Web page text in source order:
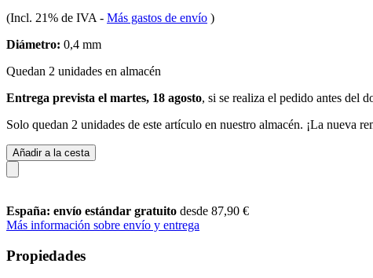
(Incl. 21% de IVA - Más gastos de envío )
Diámetro: 0,4 mm
Quedan 2 unidades en almacén
Entrega prevista el martes, 18 agosto, si se realiza el pedido antes del
Solo quedan 2 unidades de este artículo en nuestro almacén. ¡La nueva
Añadir a la cesta
España: envío estándar gratuito desde 87,90 €
Más información sobre envío y entrega
Propiedades